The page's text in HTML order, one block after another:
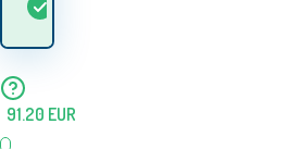
91.20 EUR